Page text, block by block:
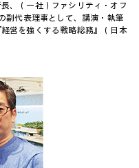
、（一社）ファシリティ・オフ
副代表理事として、講演・執筆
営を強くする戦略総務』（日本